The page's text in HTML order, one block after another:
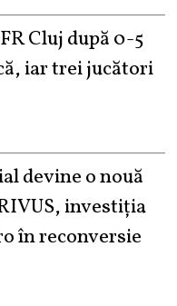
Cluj după 0-5
iar trei jucători
devine o nouă
investiția
în reconversie